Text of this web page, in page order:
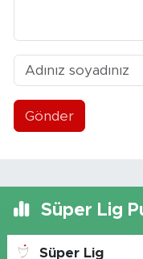
Gönder
Süper Lig
Süper Lig